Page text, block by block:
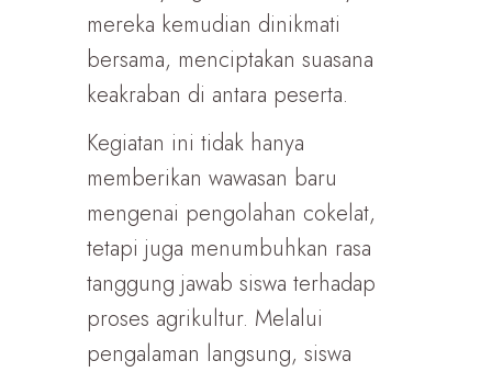
mereka kemudian dinikmati
bersama, menciptakan suasana
keakraban di antara peserta.
Kegiatan ini tidak hanya
memberikan wawasan baru
mengenai pengolahan cokelat,
tetapi juga menumbuhkan rasa
tanggung jawab siswa terhadap
proses agrikultur. Melalui
pengalaman langsung, siswa